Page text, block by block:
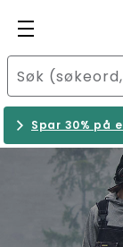
Spar 30% på